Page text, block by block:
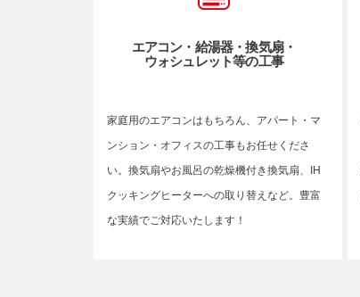
エアコン・給湯器・換気扇・
ウォシュレット等の工事
家庭用のエアコンはもちろん、アパート・マ
ンション・オフィスの工事もお任せくださ
い。換気扇やお風呂の乾燥機付き換気扇、IH
クッキングヒーターへの取り替えなど。豊富
な実績でご対応いたします！